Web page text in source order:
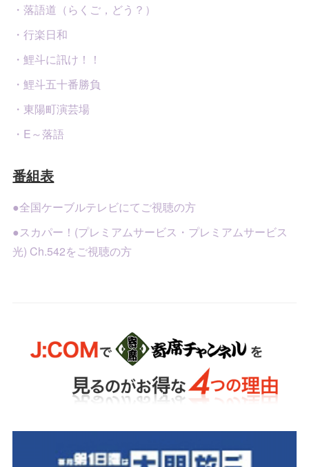
・落語道（らくご，どう？）
・行楽日和
・鯉斗に訊け！！
・鯉斗五十番勝負
・東陽町演芸場
・E～落語
番組表
●全国ケーブルテレビにてご視聴の方
●スカパー！(プレミアムサービス・プレミアムサービス
光) Ch.542をご視聴の方